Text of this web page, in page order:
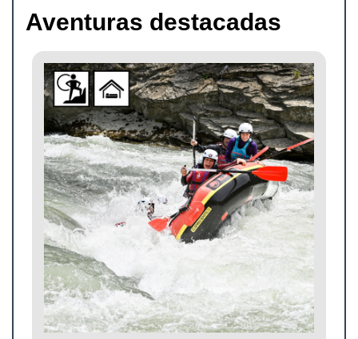
Aventuras destacadas